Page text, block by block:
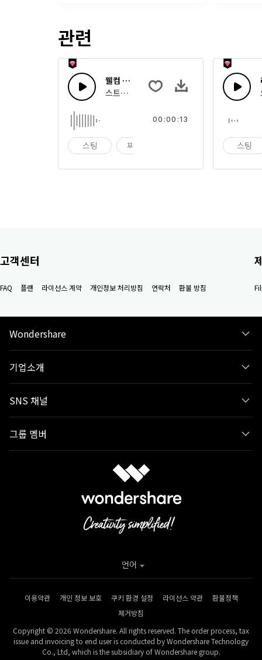
관련
웰컴 블라스트
스트링 스윌과 리버브를 가진 공 블라스트
스팅 찌르기
00:00:13
스팅
고객센터
FAQ 플랜 라이선스 계약 개인정보 처리방침 연락처 환불 방침
Wondershare
기업소개
SNS 채널
그룹 멤버
이용약관 개인 정보 보호 쿠키 환경 설정 라이선스 약관
환불정책
제거방침
Copyright © 2026 Wondershare. All rights reserved. The order process, tax
issue and invoicing to end user is conducted by Wondershare Technology
Co., Ltd, which is the subsidiary of Wondershare group.
언어